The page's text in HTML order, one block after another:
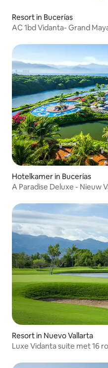
Resort in Bucerías
AC 1bd Vidanta- Grand
Hotelkamer in Bucerías
A Paradise Deluxe - Nieuw
Resort in Nuevo Vallarta
Luxe Vidanta suite met 16